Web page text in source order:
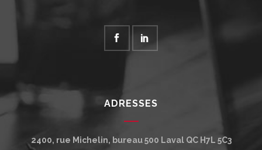
ADRESSES
2400, rue Michelin, bureau 500 Laval QC H7L 5C3